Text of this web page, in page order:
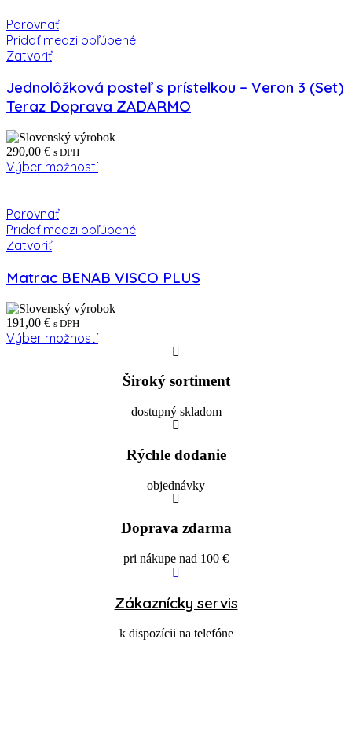
Porovnať
Pridať medzi obľúbené
Zatvoriť
Jednolôžková posteľ s prístelkou – Veron 3 (Set)
Teraz Doprava ZADARMO
290,00 € s DPH
Výber možností
Porovnať
Pridať medzi obľúbené
Zatvoriť
Matrac BENAB VISCO PLUS
191,00 € s DPH
Výber možností
Široký sortiment
dostupný skladom
Rýchle dodanie
objednávky
Doprava zdarma
pri nákupe nad 100 €
Zákaznícky servis
k dispozícii na telefóne